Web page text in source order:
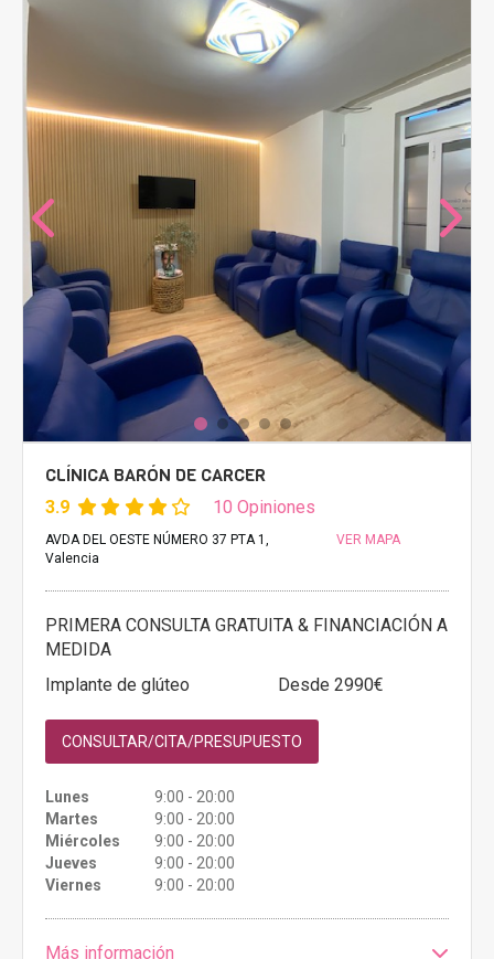
CLÍNICA BARÓN DE CARCER
3.9 10 Opiniones
AVDA DEL OESTE NÚMERO 37 PTA 1,
Valencia
VER MAPA
PRIMERA CONSULTA GRATUITA & FINANCIACIÓN A
MEDIDA
Implante de glúteo
Desde 2990€
CONSULTAR/CITA/PRESUPUESTO
Lunes
9:00 - 20:00
Martes
9:00 - 20:00
Miércoles
9:00 - 20:00
Jueves
9:00 - 20:00
Viernes
9:00 - 20:00
Más información